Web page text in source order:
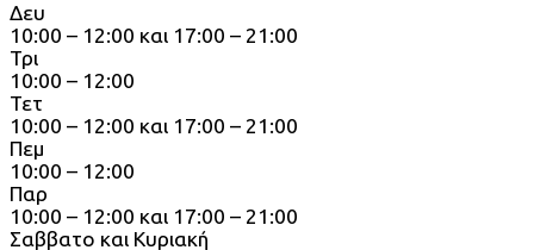
Δευ
10:00 – 12:00 και 17:00 – 21:00
Τρι
10:00 – 12:00
Τετ
10:00 – 12:00 και 17:00 – 21:00
Πεμ
10:00 – 12:00
Παρ
10:00 – 12:00 και 17:00 – 21:00
Σαββατο και Κυριακή